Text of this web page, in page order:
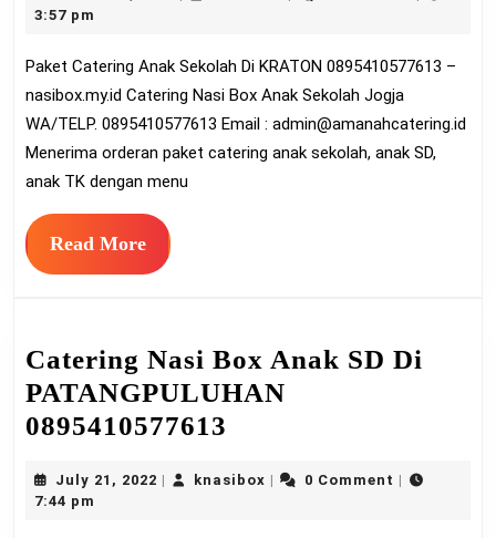
Di
KRATON
3:57 pm
Paket Catering Anak Sekolah Di KRATON 0895410577613 –
nasibox.my.id Catering Nasi Box Anak Sekolah Jogja
WA/TELP. 0895410577613 Email : admin@amanahcatering.id
Menerima orderan paket catering anak sekolah, anak SD,
anak TK dengan menu
Read MoreRead
More
Catering Nasi Box Anak SD Di
PATANGPULUHAN
0895410577613
Box
July 21, 2022 July
knasiboxknasibox0 Comment
7:44 pm